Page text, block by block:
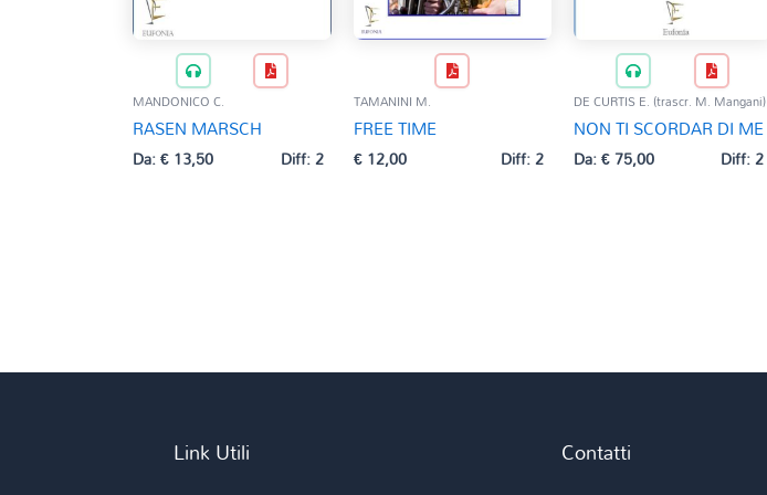
MANDONICO C.
RASEN MARSCH
Da:€13,50 Diff: 2
TAMANINI M.
FREE TIME
€12,00 Diff: 2
DE CURTIS E. (trascr. M. Mangani)
NON TI SCORDAR DI ME
Da:€75,00 Diff: 2
Link Utili Contatti